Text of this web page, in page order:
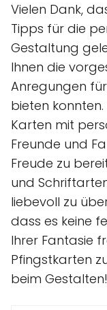
Vielen Dank,
Tipps für die
Gestaltung
Ihnen die
Anregungen
bieten
Karten mit
Freunde und
Freude zu
und
liebevoll zu
dass es keine
Ihrer Fantasie
Pfingstkarten
beim Gestalten!